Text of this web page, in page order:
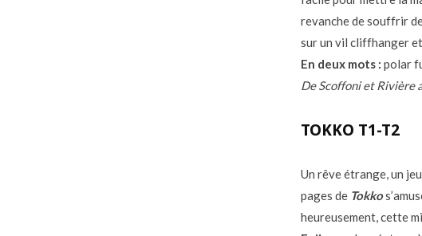
revanche de souffrir
sur un vil cliffhanger et
En deux mots : polar
De Scoffoni et Rivière
TOKKO T1-T2
Un rêve étrange, un
pages de Tokko
heureusement, cette